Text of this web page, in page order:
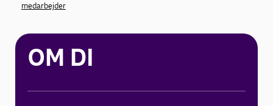
medarbejder
OM DI